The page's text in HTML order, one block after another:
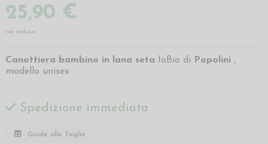
25,90 €
iva inclusa
Canottiera bambino in lana seta IoBio di Popolini ,
modello unisex
Spedizione immediata
Guide alle Taglie